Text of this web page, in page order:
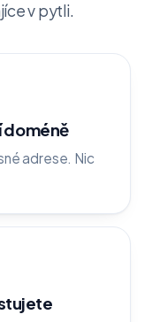
v pytli.
doméně
adrese. Nic